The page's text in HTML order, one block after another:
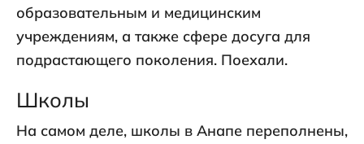
образовательным и медицинским
учреждениям, а также сфере досуга для
подрастающего поколения. Поехали.
Школы
На самом деле, школы в Анапе переполнены,